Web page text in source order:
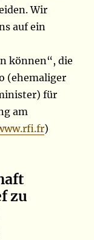
Wir
auf ein
können“, die
(ehemaliger
für
am
)
zu